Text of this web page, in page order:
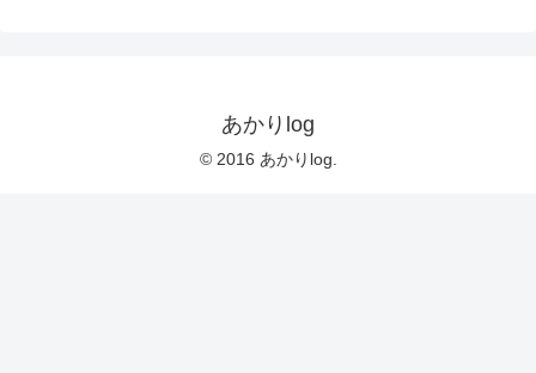
あかりlog
© 2016 あかりlog.